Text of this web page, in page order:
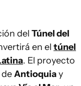
del Túnel del
en el túnel
. El proyecto
Antioquiay